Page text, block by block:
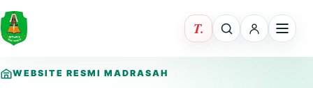
WEBSITE RESMI MADRASAH